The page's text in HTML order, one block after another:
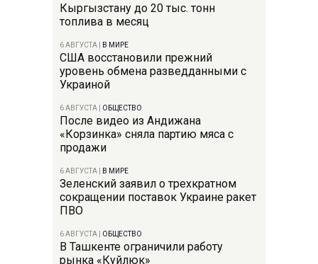
Кыргызстану до 20 тыс. тонн
топлива в месяц
6 АВГУСТА В МИРЕ
США восстановили прежний
уровень обмена разведданными с
Украиной
6 АВГУСТА ОБЩЕСТВО
После видео из Андижана
«Корзинка» сняла партию мяса с
продажи
6 АВГУСТА В МИРЕ
Зеленский заявил о трехкратном
сокращении поставок Украине ракет
ПВО
6 АВГУСТА ОБЩЕСТВО
В Ташкенте ограничили работу
рынка «Куйлюк»